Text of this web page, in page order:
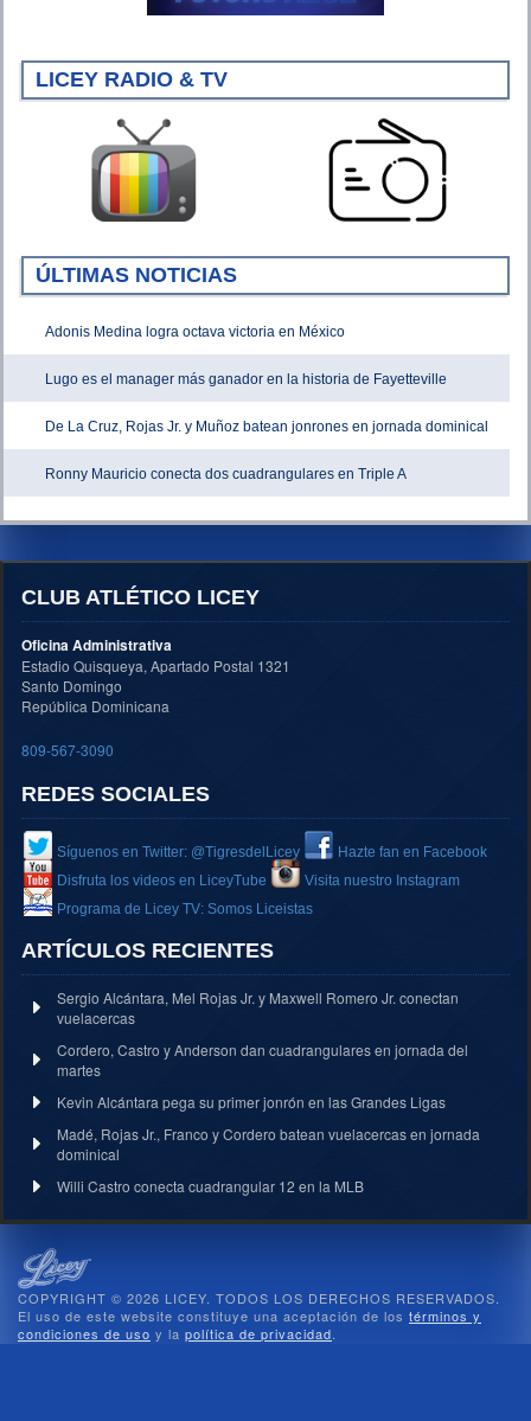
LICEY RADIO & TV
ÚLTIMAS NOTICIAS
Adonis Medina logra octava victoria en México
Lugo es el manager más ganador en la historia de Fayetteville
De La Cruz, Rojas Jr. y Muñoz batean jonrones en jornada dominical
Ronny Mauricio conecta dos cuadrangulares en Triple A
CLUB ATLÉTICO LICEY
Oficina Administrativa
Estadio Quisqueya, Apartado Postal 1321
Santo Domingo
República Dominicana
809-567-3090
REDES SOCIALES
Síguenos en Twitter: @TigresdelLicey
Hazte fan en Facebook
Disfruta los videos en LiceyTube
Visita nuestro Instagram
Programa de Licey TV: Somos Liceistas
ARTÍCULOS RECIENTES
Sergio Alcántara, Mel Rojas Jr. y Maxwell Romero Jr. conectan
vuelacercas
Cordero, Castro y Anderson dan cuadrangulares en jornada del
martes
Kevin Alcántara pega su primer jonrón en las Grandes Ligas
Madé, Rojas Jr., Franco y Cordero batean vuelacercas en jornada
dominical
Willi Castro conecta cuadrangular 12 en la MLB
COPYRIGHT © 2026 LICEY. TODOS LOS DERECHOS RESERVADOS.
El uso de este website constituye una aceptación de los términos y
condiciones de uso y la política de privacidad